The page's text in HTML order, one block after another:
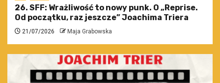
26. SFF: Wrażliwość to nowy punk. O „Reprise.
Od początku, raz jeszcze” Joachima Triera
21/07/2026 Maja Grabowska